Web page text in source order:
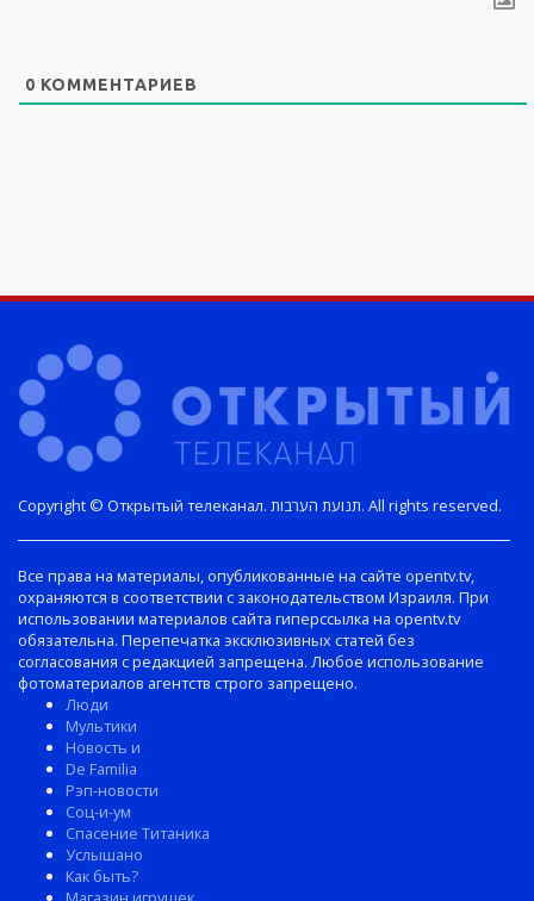
0 КОММЕНТАРИЕВ
Copyright © Открытый телеканал. תנועת הערבות. All rights reserved.
Все права на материалы, опубликованные на сайте opentv.tv,
охраняются в соответствии с законодательством Израиля. При
использовании материалов сайта гиперссылка на opentv.tv
обязательна. Перепечатка эксклюзивных статей без
согласования с редакцией запрещена. Любое использование
фотоматериалов агентств строго запрещено.
Люди
Мультики
Новость и
De Familia
Рэп-новости
Соц-и-ум
Спасение Титаника
Услышано
Как быть?